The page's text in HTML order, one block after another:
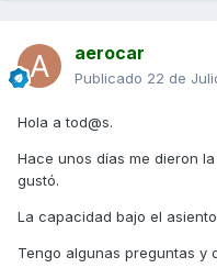
aerocar
Publicado 22 de
Hola a tod@s.
Hace unos días me dieron
gustó.
La capacidad bajo el
Tengo algunas preguntas y